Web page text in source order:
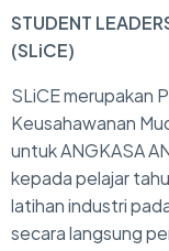
STUDENT
(SLiCE)
SLiCE merupakan
Keusahawanan
untuk ANGKASA
kepada pelajar
latihan industri
secara langsung